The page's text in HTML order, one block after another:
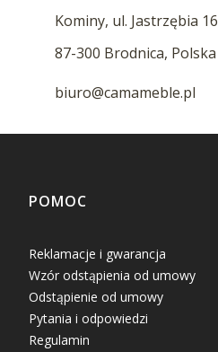
Kominy, ul. Jastrzębia 16
87-300 Brodnica, Polska
biuro@camameble.pl
Linki w stopce
POMOC
Reklamacje i gwarancja
Wzór odstąpienia od umowy
Odstąpienie od umowy
Pytania i odpowiedzi
Regulamin